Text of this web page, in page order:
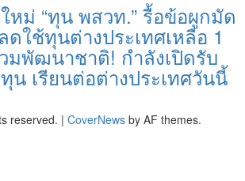
ม่ “ทุน พสวท.” รื้อข้อผูกมัด
ใช้ทุนต่างประเทศเหลือ 1
มพัฒนาชาติ! กำลังเปิดรับ
น เรียนต่อต่างประเทศวันนี้
reserved. | CoverNews by AF themes.